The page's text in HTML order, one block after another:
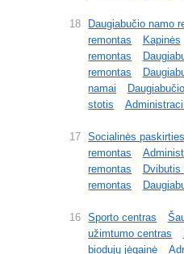
18 Daugiabučio namo
remontas
Kapinės
remontas
remontas
namai
stotis
17 Socialinės
remontas
remontas
Dvibutis
remontas
16 Sporto centras
užimtumo centras
biodujų jėgainė